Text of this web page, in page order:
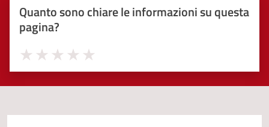
Quanto sono chiare le informazioni su questa
pagina?
Valuta 5 stelle su 5
Valuta 4 stelle su 5
Valuta 3 stelle su 5
Valuta 2 stelle su 5
Valuta 1 stelle su 5